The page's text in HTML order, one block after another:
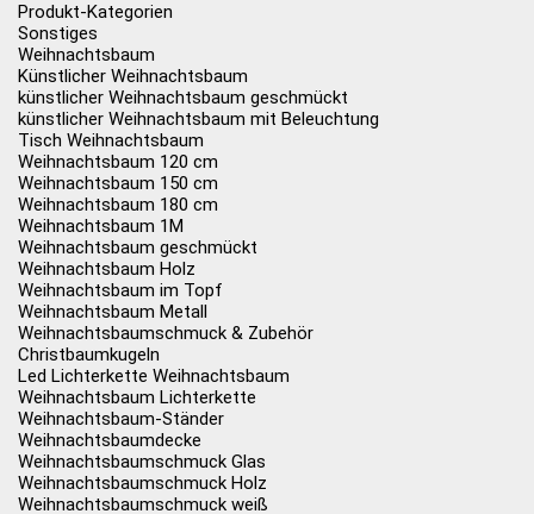
Produkt-Kategorien
Sonstiges
Weihnachtsbaum
Künstlicher Weihnachtsbaum
künstlicher Weihnachtsbaum geschmückt
künstlicher Weihnachtsbaum mit Beleuchtung
Tisch Weihnachtsbaum
Weihnachtsbaum 120 cm
Weihnachtsbaum 150 cm
Weihnachtsbaum 180 cm
Weihnachtsbaum 1M
Weihnachtsbaum geschmückt
Weihnachtsbaum Holz
Weihnachtsbaum im Topf
Weihnachtsbaum Metall
Weihnachtsbaumschmuck & Zubehör
Christbaumkugeln
Led Lichterkette Weihnachtsbaum
Weihnachtsbaum Lichterkette
Weihnachtsbaum-Ständer
Weihnachtsbaumdecke
Weihnachtsbaumschmuck Glas
Weihnachtsbaumschmuck Holz
Weihnachtsbaumschmuck weiß